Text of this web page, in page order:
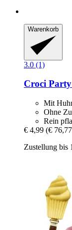
Warenkorb
3.0 (1)
Croci
Mit
Ohne
Rein
€ 4,99 (€
Zustellung bis